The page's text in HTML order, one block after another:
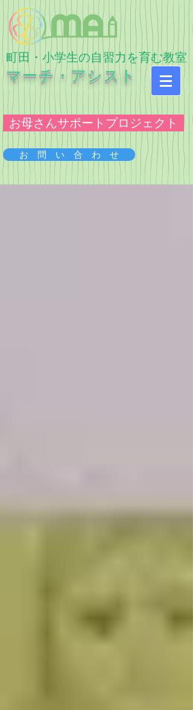
​町田・小学生の自習力を育む教室
マーチ・アシスト
お母さんサポートプロジェクト
お 問 い 合 わ せ